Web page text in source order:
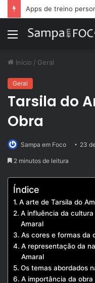
Menu
Início / Geral
Geral
Tarsila do
Obra
Sampa em Foco 23
2 minutos de leitura
Índice
A arte de Tarsila do
A influência da
Amaral
As cores e formas da
A representação da
Amaral
Os temas abordados
A importância da obra